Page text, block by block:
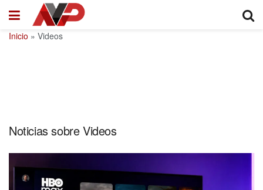
Inicio » Videos
Noticias sobre Videos